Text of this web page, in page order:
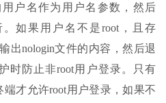
用户名作为用户名参数，然后
如果用户名不是root，且存
出nologin文件的内容，然后退
时防止非root用户登录。只有
端才允许root用户登录，如果不